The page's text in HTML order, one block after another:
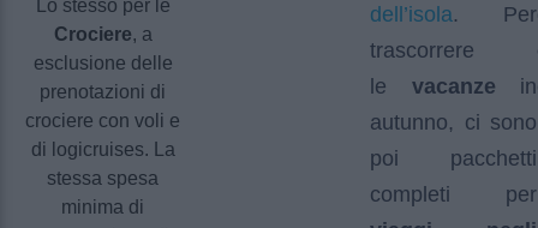
Lo stesso per le
Crociere, a
esclusione delle
prenotazioni di
crociere con voli e
di logicruises. La
stessa spesa
minima di
dell’isola. Per
trascorrere
le vacanze in
autunno, ci sono
poi pacchetti
completi per